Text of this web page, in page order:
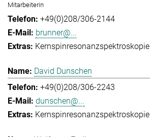
Mitarbeiterin
+49(0)208/306-2144
brunner@...
Kernspinresonanzspektroskopie
David Dunschen
+49(0)208/306-2243
dunschen@...
Kernspinresonanzspektroskopie